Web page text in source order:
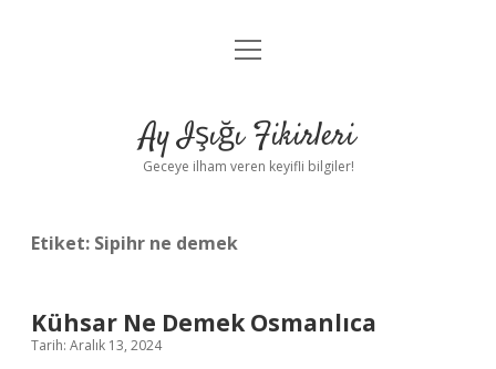
Anasayfa
Yasal Uyarı
menüyü
Ay Işığı Fikirleri
Geceye ilham veren keyifli bilgiler!
Etiket: Sipihr ne demek
Kühsar Ne Demek Osmanlıca
Tarih: Aralık 13, 2024